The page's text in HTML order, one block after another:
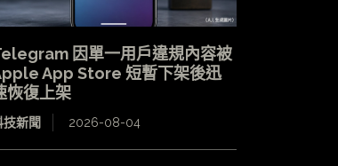
因單一用戶違規內容被
App Store 短暫下架後迅
恢復上架
技新聞 2026-08-04